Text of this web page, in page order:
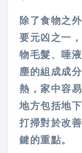
除了食物之
要元凶之一
物毛髮、唾
塵的組成成
熱，家中容
地方包括地
打掃對於改
鍵的重點。